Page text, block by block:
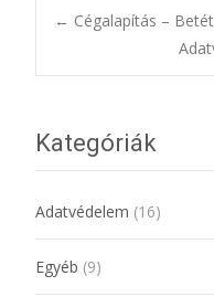
← Cégalapítás –
Kategóriák
Adatvédelem (16)
Egyéb (9)